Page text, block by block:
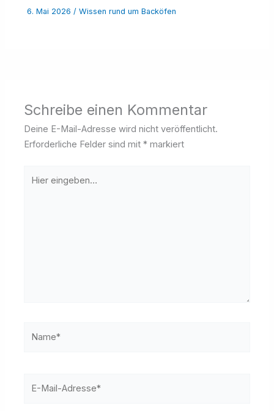
6. Mai 2026/Wissen rund um Backöfen
Schreibe einen Kommentar
Deine E-Mail-Adresse wird nicht veröffentlicht.
Erforderliche Felder sind mit* markiert
eingeben…